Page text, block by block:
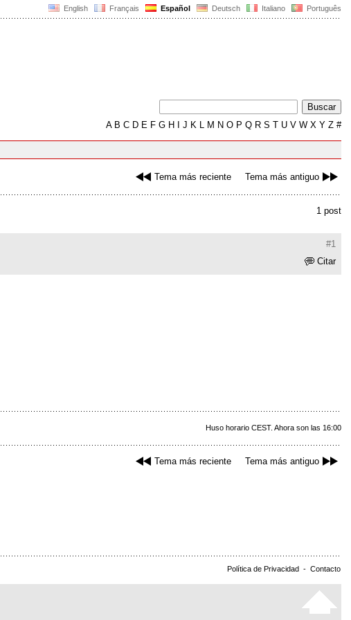
English Français Español Deutsch Italiano Português
AB C D E F G H J K L M N O P Q R S T U V W X Y Z #
Tema más reciente Tema más antiguo
1 post
#1
Citar
Huso horario CEST. Ahora son las 16:00
Tema más reciente Tema más antiguo
Política de Privacidad - Contacto